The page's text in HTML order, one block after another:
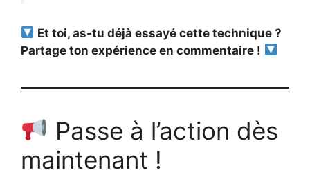
Et toi, as-tu déjà essayé cette technique ?
Partage ton expérience en commentaire !
Passe à l’action dès
maintenant !